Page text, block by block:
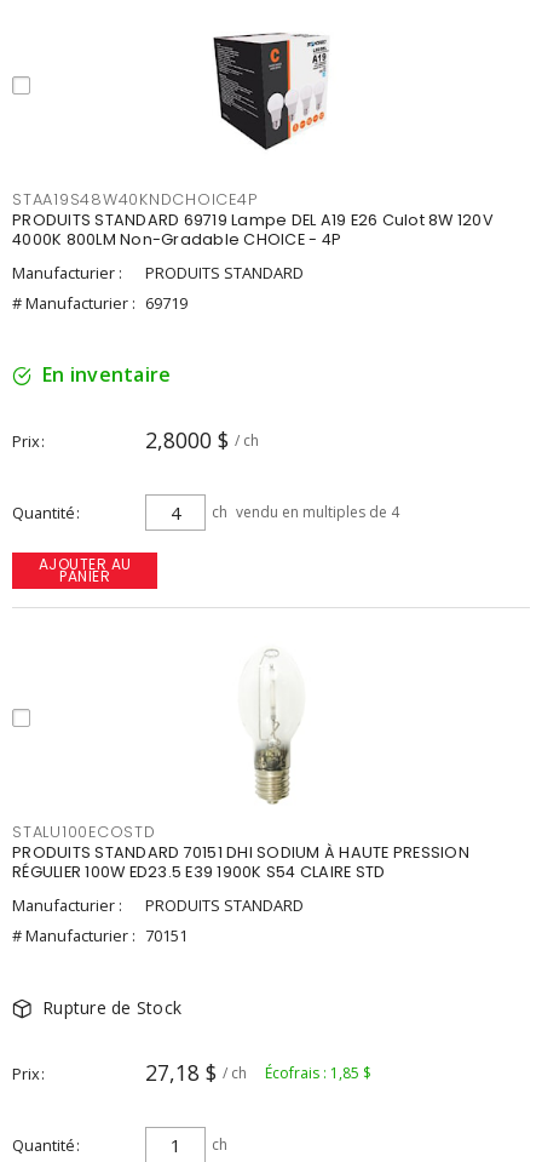
STAA19S48W40KNDCHOICE4P
PRODUITS STANDARD 69719 Lampe DEL A19 E26 Culot 8W 120V
4000K 800LM Non-Gradable CHOICE - 4P
Manufacturier :
PRODUITS STANDARD
# Manufacturier : 69719
En inventaire
Prix 2,8000 $ / ch
Quantité ch vendu en multiples de 4
AJOUTER AU
PANIER
STALU100ECOSTD
PRODUITS STANDARD 70151 DHI SODIUM À HAUTE PRESSION
RÉGULIER 100W ED23.5 E39 1900K S54 CLAIRE STD
Manufacturier :
PRODUITS STANDARD
# Manufacturier : 70151
Rupture de Stock
Prix 27,18 $ / ch Écofrais : 1,85 $
Quantité ch